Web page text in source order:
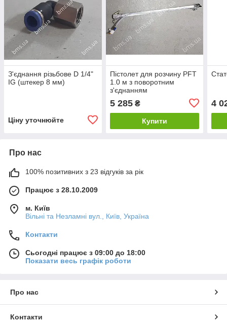
З'єднання різьбове D 1/4"
IG (штекер 8 мм)
Ціну уточнюйте
Пістолет для розчину PFT
1.0 м з поворотним
з'єднанням
5 285₴
Купити
4
Про нас
100% позитивних з 23 відгуків за рік
Працює з 28.10.2009
м. Київ
Вільні та Незламні вул., Київ, Україна
Контакти
Сьогодні працює з 09:00 до 18:00
Показати весь графік роботи
Про нас
Контакти